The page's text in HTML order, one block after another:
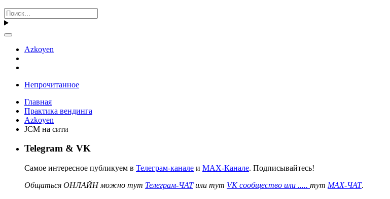
Azkoyen
Непрочитанное
Главная
Практика вендинга
Azkoyen
JCM на сити
Telegram & VK
Самое интересное публикуем в Телеграм-канале и MAX-Канале. Подписывайтесь!
Общаться ОНЛАЙН можно тут Телеграм-ЧАТили тут VK сообщество или ..... тут MAX-ЧАТ.